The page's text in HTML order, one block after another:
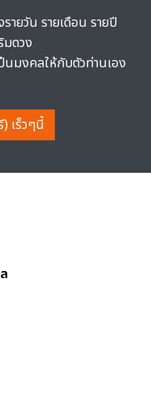
ายวัน รายเดือน รายปี
มดวง
นมงคลให้กับตัวท่านเอง
เร็วๆนี้